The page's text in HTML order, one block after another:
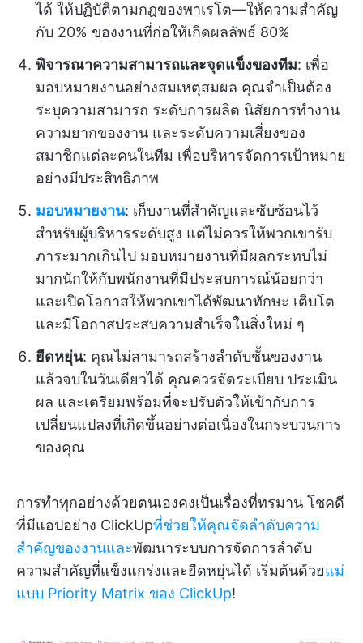
ได้ ให้ปฏิบัติตามกฎของพาเรโต—ให้ความสำคัญ
กับ 20% ของงานที่ก่อให้เกิดผลลัพธ์ 80%
พิจารณาความสามารถและจุดแข็งของทีม: เพื่อ
มอบหมายงานอย่างสมเหตุสมผล คุณจำเป็นต้อง
ระบุความสามารถ ระดับการผลิต นิสัยการทำงาน
ความยากของงาน และระดับความเสี่ยงของ
สมาชิกแต่ละคนในทีม เพื่อบริหารจัดการเป้าหมาย
อย่างมีประสิทธิภาพ
มอบหมายงาน: เก็บงานที่สำคัญและซับซ้อนไว้
สำหรับผู้บริหารระดับสูง แต่ไม่ควรให้พวกเขารับ
ภาระมากเกินไป มอบหมายงานที่มีผลกระทบไม่
มากนักให้กับพนักงานที่มีประสบการณ์น้อยกว่า
และเปิดโอกาสให้พวกเขาได้พัฒนาทักษะ เติบโต
และมีโอกาสประสบความสำเร็จในสิ่งใหม่ ๆ
ยืดหยุ่น: คุณไม่สามารถสร้างลำดับชั้นของงาน
แล้วจบในวันเดียวได้ คุณควรจัดระเบียบ ประเมิน
ผล และเตรียมพร้อมที่จะปรับตัวให้เข้ากับการ
เปลี่ยนแปลงที่เกิดขึ้นอย่างต่อเนื่องในกระบวนการ
ของคุณ
การทำทุกอย่างด้วยตนเองคงเป็นเรื่องที่ทรมาน โชคดี
ที่มีแอปอย่าง ClickUpที่ช่วยให้คุณจัดลำดับความ
สำคัญของงานและพัฒนาระบบการจัดการลำดับ
ความสำคัญที่แข็งแกร่งและยืดหยุ่นได้ เริ่มต้นด้วยแม่
แบบ Priority Matrix ของ ClickUp!